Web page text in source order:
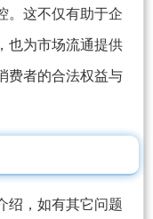
。这不仅有助于企
也为市场流通提供
费者的合法权益与
绍，如有其它问题